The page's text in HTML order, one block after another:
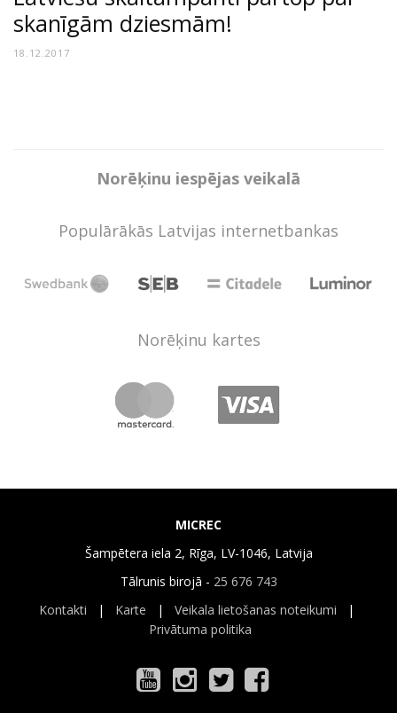
skanīgām dziesmām!
18.12.2017
Norēķinu iespējas veikalā
Populārākās Latvijas internetbankas
Norēķinu kartes
MICREC
Šampētera iela 2, Rīga, LV-1046, Latvija
Tālrunis birojā - 25 676 743
Kontakti | Karte | Veikala lietošanas noteikumi |
Privātuma politika